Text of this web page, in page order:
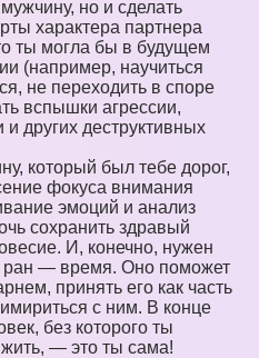
но и сделать
характера партнера
ты могла бы в будущем
(например, научиться
не переходить в споре
вспышки агрессии,
и других деструктивных
который был тебе дорог,
фокуса внимания
эмоций и анализ
сохранить здравый
И, конечно, нужен
ран — время. Оно поможет
принять его как часть
с ним. В конце
без которого ты
— это ты сама!